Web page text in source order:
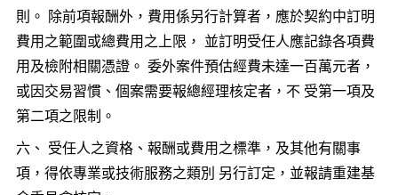
則。 除前項報酬外，費用係另行計算者，應於契約中訂明
費用之範圍或總費用之上限， 並訂明受任人應記錄各項費
用及檢附相關憑證。 委外案件預估經費未達一百萬元者，
或因交易習慣、個案需要報總經理核定者，不 受第一項及
第二項之限制。
六、 受任人之資格、報酬或費用之標準，及其他有關事
項，得依專業或技術服務之類別 另行訂定，並報請重建基